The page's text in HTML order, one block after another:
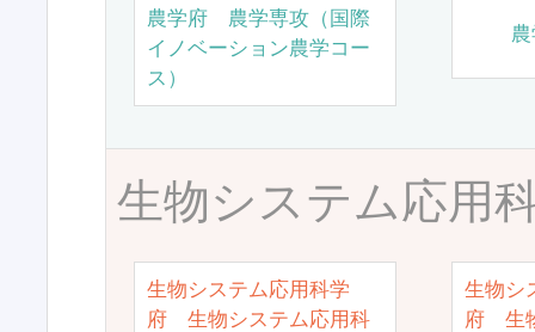
農学府 農学専攻（国際
イノベーション農学コー
ス）
生物システム応用
生物システム応用科学
府 生物システム応用科
生物シ
府 生